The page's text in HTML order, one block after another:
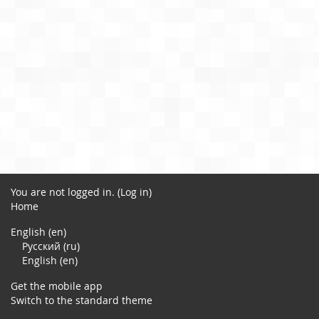
You are not logged in. (Log in)
Home
English ‎(en)‎
Русский ‎(ru)‎
English ‎(en)‎
Get the mobile app
Switch to the standard theme